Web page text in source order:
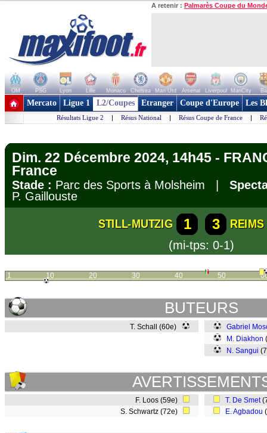
A retenir : Palmarès Coupe du
OM PSG Lyon Lille Monaco Chelsea Man Utd Arsenal Liverpool ManCity
+ de clubs
Mercato Ligue 1 L2/Coupes Etranger Coupe d'Europe Les
Résultats Ligue 2 | Résus National | Résus Coupe de France |
Dim. 22 Décembre 2024, 14h45 -
France
Stade : Parc des Sports à Molsheim |
P. Gaillouste
STILL-MUTZIG 1 3
REIMS
(mi-tps: 0-1)
1 10 20 30 40 50
BUTEURS
T. Schall (60e)
Gabriel
M. Diakhon
N. Sangui
F. Loos (59e)
S. Schwartz (72e)
T. De Smet
E. Agbadou